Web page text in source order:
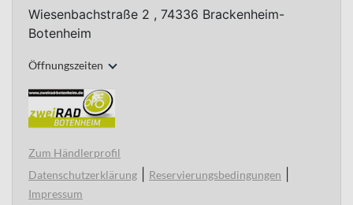
Wiesenbachstraße 2 , 74336 Brackenheim-
Botenheim
Öffnungszeiten
Zum Händlerprofil
Datenschutzerklärung
Reservierungsbedingungen
Impressum